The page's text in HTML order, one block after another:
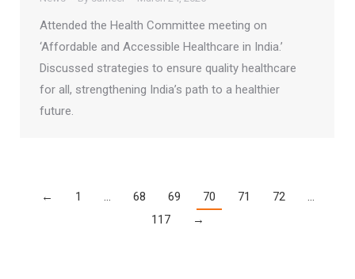
Attended the Health Committee meeting on
‘Affordable and Accessible Healthcare in India.’
Discussed strategies to ensure quality healthcare
for all, strengthening India’s path to a healthier
future.
← 1 … 68 69 70 71 72
…
117
→